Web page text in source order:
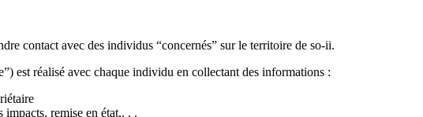
contact avec des individus “concernés” sur le territoire de so-ii.
est réalisé avec chaque individu en collectant des informations :
remise en état,. . .